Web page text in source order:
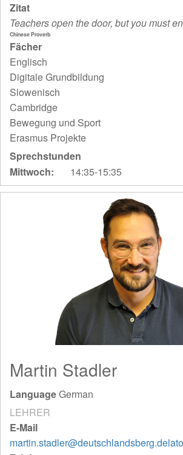
Zitat
Teachers open the door, but you must
Chinese Proverb
Fächer
Englisch
Digitale Grundbildung
Slowenisch
Cambridge
Bewegung und Sport
Erasmus Projekte
Sprechstunden
Mittwoch:
14:35-15:35
Martin Stadler
LanguageGerman
LEHRER
E-Mail